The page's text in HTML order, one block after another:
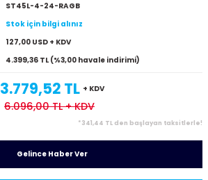
ST45L-4-24-RAGB
Stok için bilgi alınız
127,00 USD + KDV
4.399,36 TL (%3,00 havale indirimi)
3.779,52 TL + KDV
6.096,00 TL+ KDV
*341,44 TL den başlayan taksitlerle!
Gelince Haber Ver